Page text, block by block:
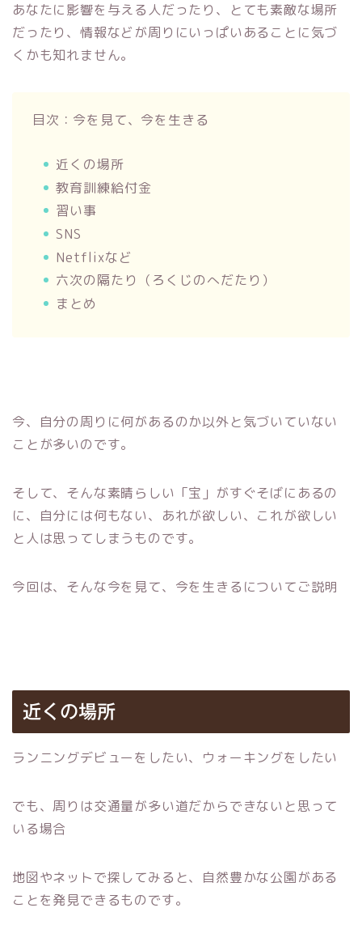
あなたに影響を与える人だったり、とても素敵な場所
だったり、情報などが周りにいっぱいあることに気づ
くかも知れません。
目次：今を見て、今を生きる
近くの場所
教育訓練給付金
習い事
SNS
Netflixなど
六次の隔たり（ろくじのへだたり）
まとめ
今、自分の周りに何があるのか以外と気づいていない
ことが多いのです。
そして、そんな素晴らしい「宝」がすぐそばにあるの
に、自分には何もない、あれが欲しい、これが欲しい
と人は思ってしまうものです。
今回は、そんな今を見て、今を生きるについてご説明
近くの場所
ランニングデビューをしたい、ウォーキングをしたい
でも、周りは交通量が多い道だからできないと思って
いる場合
地図やネットで探してみると、自然豊かな公園がある
ことを発見できるものです。